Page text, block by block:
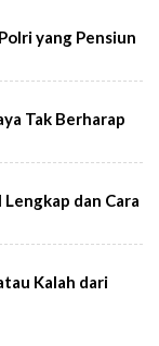
yang Pensiun
Tak Berharap
Lengkap dan Cara
Kalah dari